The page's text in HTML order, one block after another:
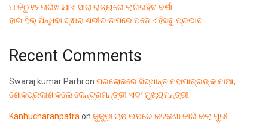
ଆଜିଠୁ ୧୨ ତାରିଖ ଯାଏ ସାରା ରାଜ୍ୟରେ ଲାଗିରହିବ ବର୍ଷା
ହାଇ ହିଲ୍ ପିନ୍ଧିବା ଦ୍ଵାରା ଶରୀର ଉପରେ ପଡେ ଏହିସବୁ ପ୍ରଭାବ
Recent Comments
Swaraj kumar Parhi on ପରଲୋକରେ ସିଦ୍ଧାନ୍ତ ମହାପାତ୍ରଙ୍କ ମାଆ,
ଶୋକପ୍ରକାଶ କଲେ କେନ୍ଦ୍ରମନ୍ତ୍ରୀ ଏବଂ ମୁଖ୍ୟମନ୍ତ୍ରୀ
Kanhucharanpatra on କୁକୁଡ଼ା ଚାଷ ଉପରେ କଟକଣା ଜାରି କଲା ପୁରୀ